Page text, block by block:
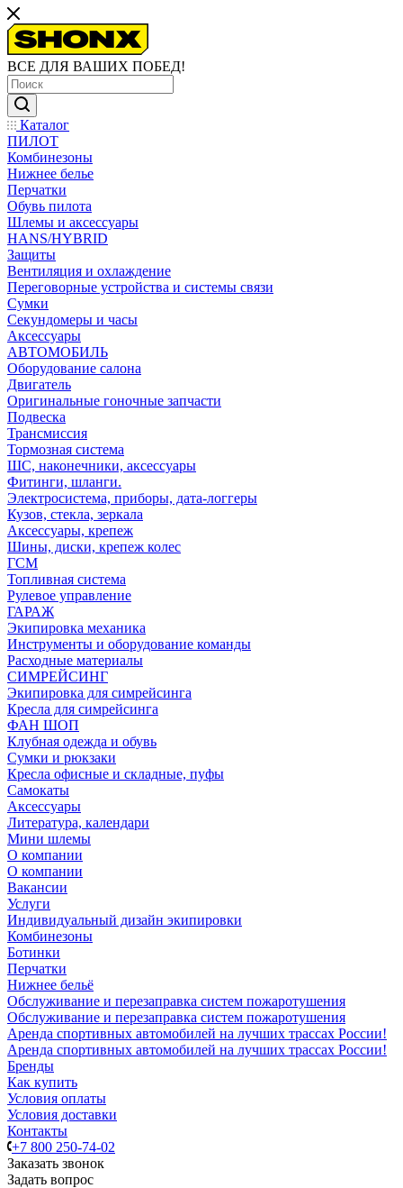
ВСЕ ДЛЯ ВАШИХ ПОБЕД!
Каталог
ПИЛОТ
Комбинезоны
Нижнее белье
Перчатки
Обувь пилота
Шлемы и аксессуары
HANS/HYBRID
Защиты
Вентиляция и охлаждение
Переговорные устройства и системы связи
Сумки
Секундомеры и часы
Аксессуары
АВТОМОБИЛЬ
Оборудование салона
Двигатель
Оригинальные гоночные запчасти
Подвеска
Трансмиссия
Тормозная система
ШС, наконечники, аксессуары
Фитинги, шланги.
Электросистема, приборы, дата-логгеры
Кузов, стекла, зеркала
Аксессуары, крепеж
Шины, диски, крепеж колес
ГСМ
Топливная система
Рулевое управление
ГАРАЖ
Экипировка механика
Инструменты и оборудование команды
Расходные материалы
СИМРЕЙСИНГ
Экипировка для симрейсинга
Кресла для симрейсинга
ФАН ШОП
Клубная одежда и обувь
Сумки и рюкзаки
Кресла офисные и складные, пуфы
Самокаты
Аксессуары
Литература, календари
Мини шлемы
О компании
О компании
Вакансии
Услуги
Индивидуальный дизайн экипировки
Комбинезоны
Ботинки
Перчатки
Нижнее бельё
Обслуживание и перезаправка систем пожаротушения
Обслуживание и перезаправка систем пожаротушения
Аренда спортивных автомобилей на лучших трассах России!
Аренда спортивных автомобилей на лучших трассах России!
Бренды
Как купить
Условия оплаты
Условия доставки
Контакты
+7 800 250-74-02
Заказать звонок
Задать вопрос